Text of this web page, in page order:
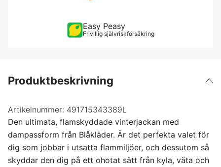
Easy Peasy
Frivillig självriskförsäkring
Produktbeskrivning
Artikelnummer: 491715343389L
Den ultimata, flamskyddade vinterjackan med
dampassform från Blåkläder. Är det perfekta valet för
dig som jobbar i utsatta flammiljöer, och dessutom så
skyddar den dig på ett ohotat sätt från kyla, väta och